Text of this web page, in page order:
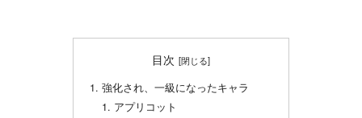
目次
強化され、一級になったキャラ
アプリコット